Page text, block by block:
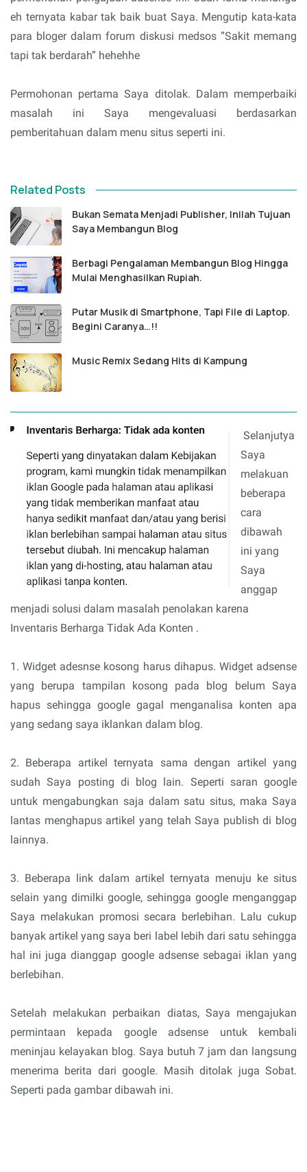
eh ternyata kabar tak baik buat Saya. Mengutip kata-kata
para bloger dalam forum diskusi medsos ”Sakit memang
tapi tak berdarah” hehehhe
Permohonan pertama Saya ditolak. Dalam memperbaiki
masalah ini Saya mengevaluasi berdasarkan
pemberitahuan dalam menu situs seperti ini.
Related Posts
Bukan Semata Menjadi Publisher, Inilah Tujuan
Saya Membangun Blog
Berbagi Pengalaman Membangun Blog Hingga
Mulai Menghasilkan Rupiah.
Putar Musik di Smartphone, Tapi File di Laptop.
Begini Caranya…!!
Music Remix Sedang Hits di Kampung
Selanjutya
Saya
melakuan
beberapa
cara
dibawah
ini yang
Saya
anggap
menjadi solusi dalam masalah penolakan karena
Inventaris Berharga Tidak Ada Konten .
1. Widget adesnse kosong harus dihapus. Widget adsense
yang berupa tampilan kosong pada blog belum Saya
hapus sehingga google gagal menganalisa konten apa
yang sedang saya iklankan dalam blog.
2. Beberapa artikel ternyata sama dengan artikel yang
sudah Saya posting di blog lain. Seperti saran google
untuk mengabungkan saja dalam satu situs, maka Saya
lantas menghapus artikel yang telah Saya publish di blog
lainnya.
3. Beberapa link dalam artikel ternyata menuju ke situs
selain yang dimilki google, sehingga google menganggap
Saya melakukan promosi secara berlebihan. Lalu cukup
banyak artikel yang saya beri label lebih dari satu sehingga
hal ini juga dianggap google adsense sebagai iklan yang
berlebihan.
Setelah melakukan perbaikan diatas, Saya mengajukan
permintaan kepada google adsense untuk kembali
meninjau kelayakan blog. Saya butuh 7 jam dan langsung
menerima berita dari google. Masih ditolak juga Sobat.
Seperti pada gambar dibawah ini.